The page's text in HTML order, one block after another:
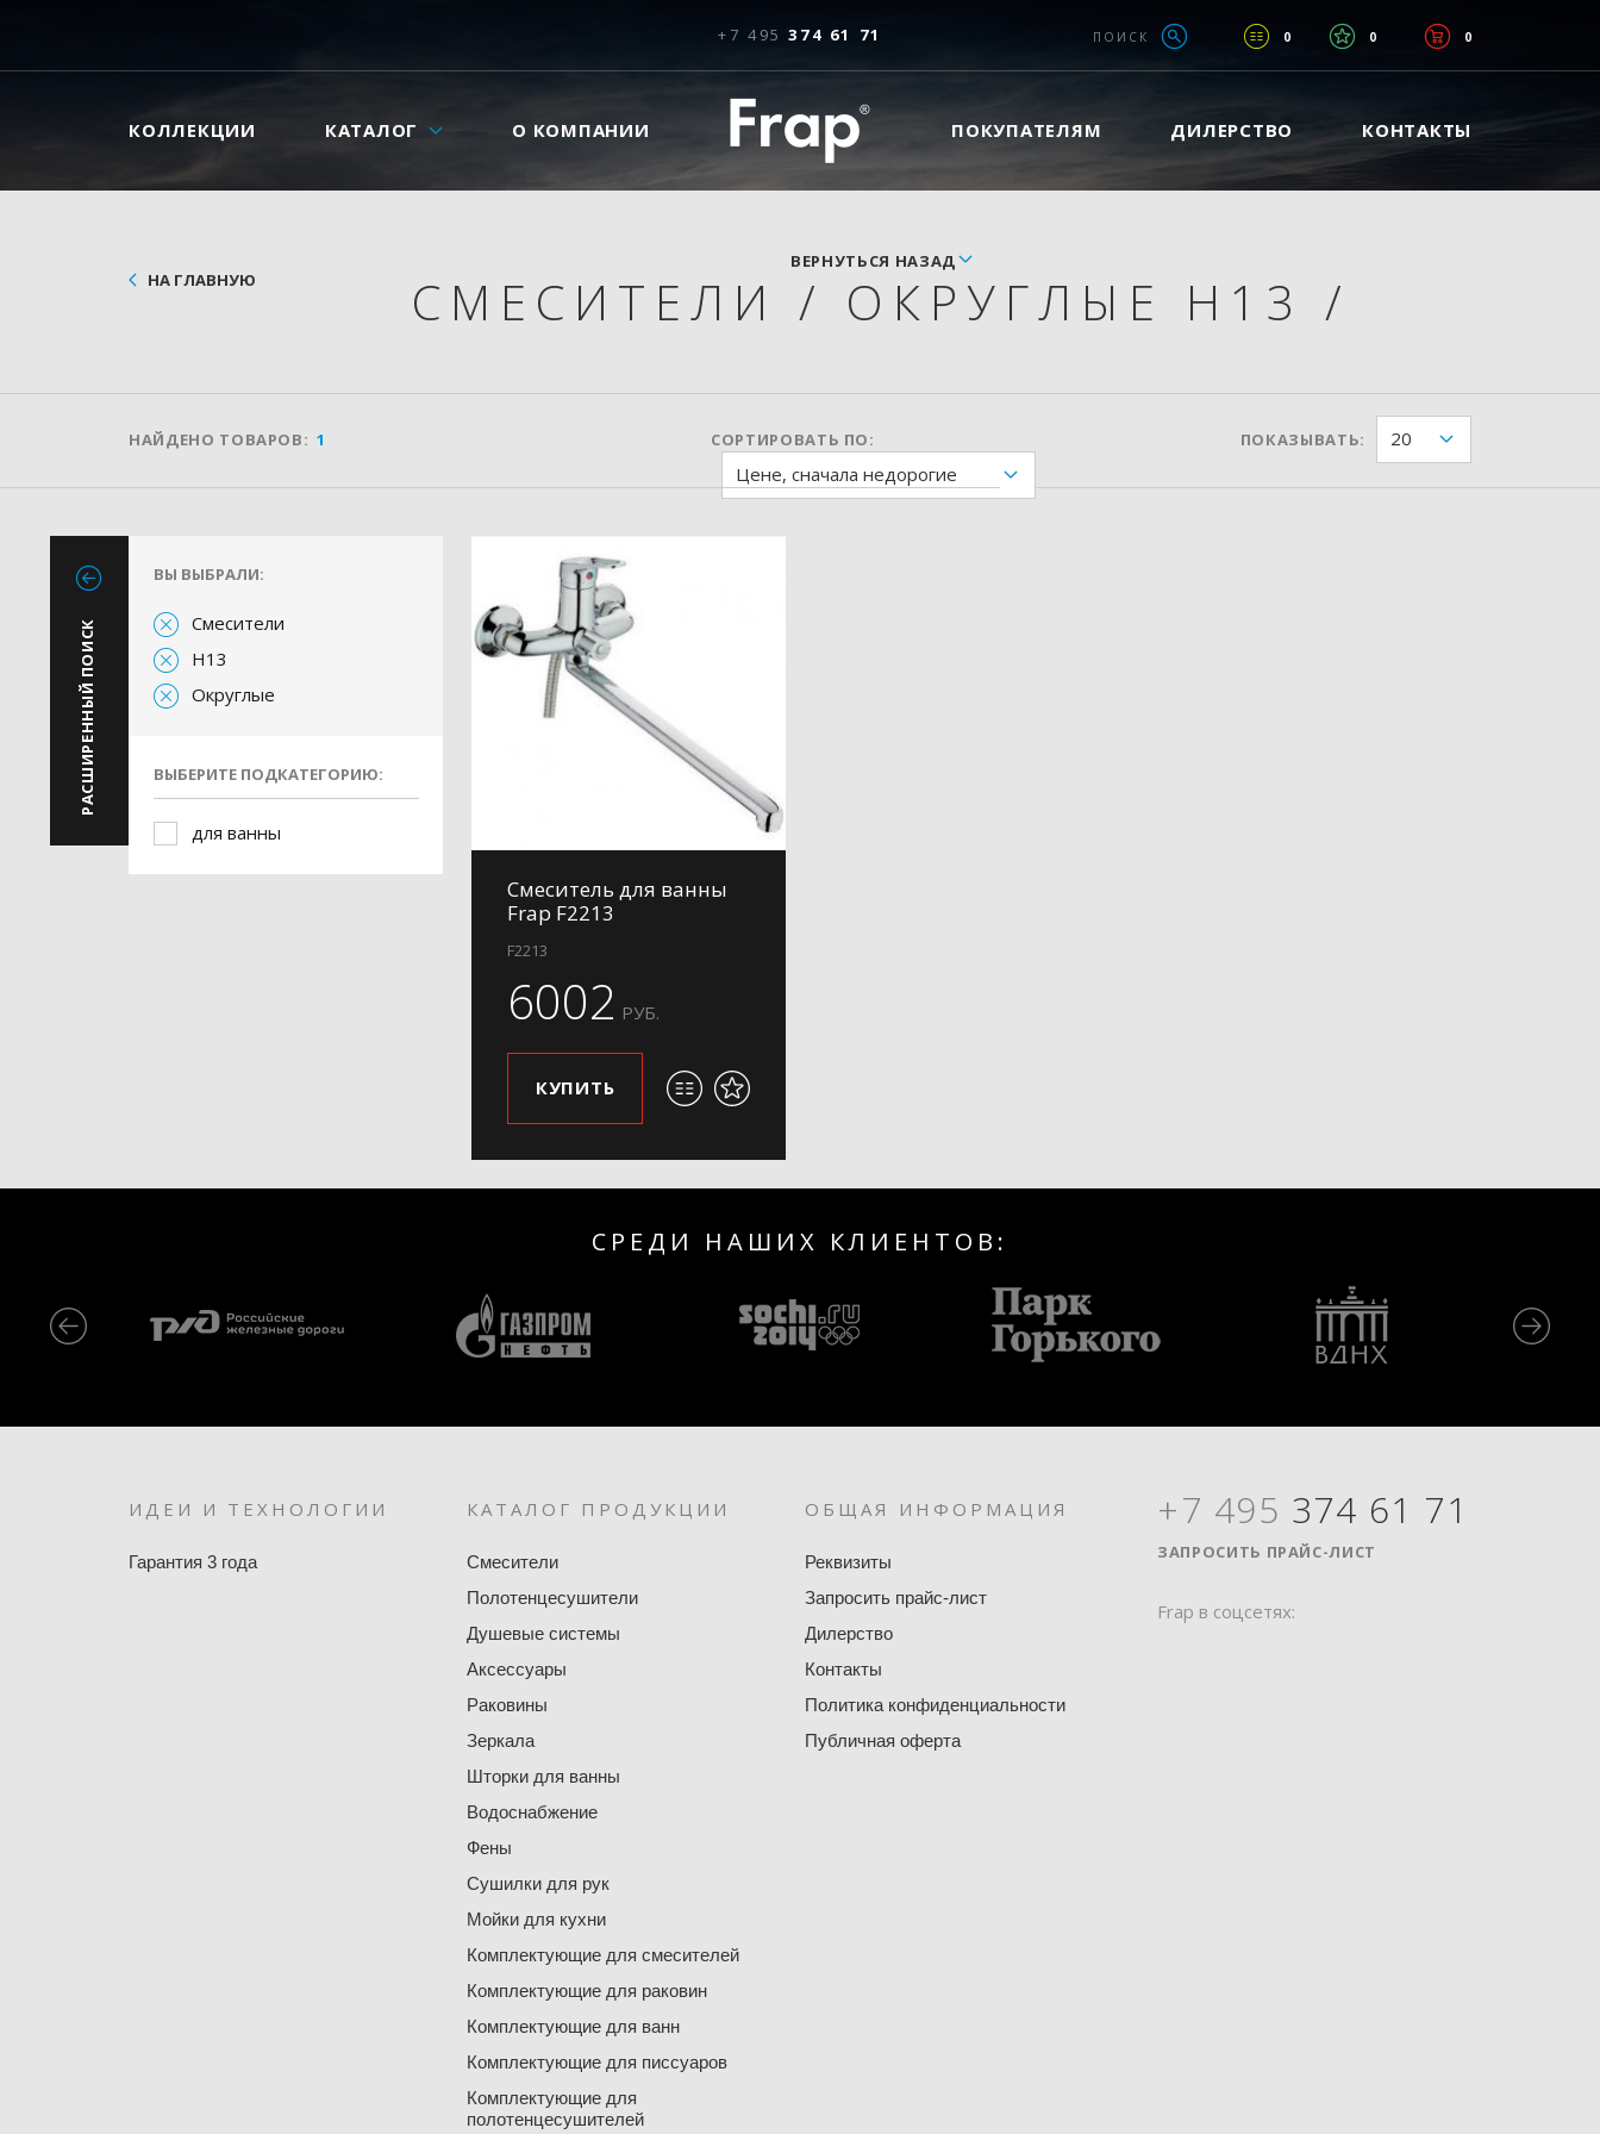
+7 495 374 61 71 0 0 0
ПОИСК
КОЛЛЕКЦИИ КАТАЛОГ О КОМПАНИИ ПОКУПАТЕЛЯМ ДИЛЕРСТВО КОНТАКТЫ
НА ГЛАВНУЮ
ВЕРНУТЬСЯ НАЗАД
СМЕСИТЕЛИ / ОКРУГЛЫЕ H13 /
НАЙДЕНО ТОВАРОВ: 1 СОРТИРОВАТЬ ПО:
Цене, сначала недорогие
ПОКАЗЫВАТЬ: 20
РАСШИРЕННЫЙ ПОИСК
ВЫ ВЫБРАЛИ:
Смесители
H13
Округлые
ВЫБЕРИТЕ ПОДКАТЕГОРИЮ:
для ванны
Смеситель для ванны
Frap F2213
F2213
6002 РУБ.
КУПИТЬ
СРЕДИ НАШИХ КЛИЕНТОВ:
ИДЕИ И ТЕХНОЛОГИИ
Гарантия 3 года
КАТАЛОГ ПРОДУКЦИИ
Смесители
Полотенцесушители
Душевые системы
Аксессуары
Раковины
Зеркала
Шторки для ванны
Водоснабжение
Фены
Сушилки для рук
Мойки для кухни
Комплектующие для смесителей
Комплектующие для раковин
Комплектующие для ванн
Комплектующие для писсуаров
Комплектующие для
полотенцесушителей
ОБЩАЯ ИНФОРМАЦИЯ
Реквизиты
Запросить прайс-лист
Дилерство
Контакты
Политика конфиденциальности
Публичная оферта
+7 495 374 61 71
ЗАПРОСИТЬ ПРАЙС-ЛИСТ
Frap в соцсетях: